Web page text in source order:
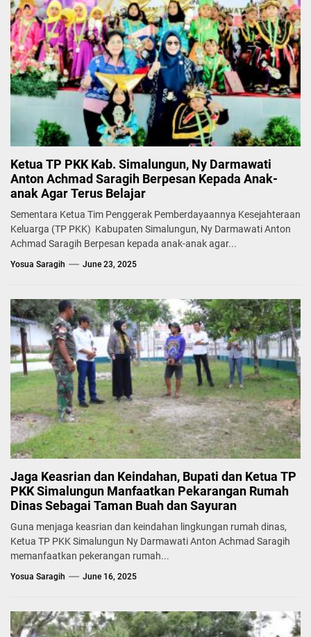
Ketua TP PKK Kab. Simalungun, Ny Darmawati
Anton Achmad Saragih Berpesan Kepada Anak-
anak Agar Terus Belajar
Sementara Ketua Tim Penggerak Pemberdayaannya Kesejahteraan
Keluarga (TP PKK) Kabupaten Simalungun, Ny Darmawati Anton
Achmad Saragih Berpesan kepada anak-anak agar...
Yosua Saragih June 23, 2025
Jaga Keasrian dan Keindahan, Bupati dan Ketua TP
PKK Simalungun Manfaatkan Pekarangan Rumah
Dinas Sebagai Taman Buah dan Sayuran
Guna menjaga keasrian dan keindahan lingkungan rumah dinas,
Ketua TP PKK Simalungun Ny Darmawati Anton Achmad Saragih
memanfaatkan pekerangan rumah...
Yosua Saragih June 16, 2025